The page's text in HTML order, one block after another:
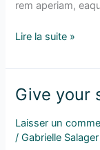
rem aperiam,
Lire la suite »
Give your
Laisser un
/Gabrielle Salager
Give
skin
a